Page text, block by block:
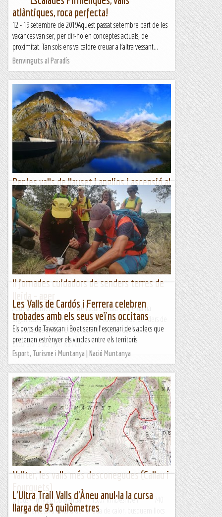
atlàntiques, roca perfecta!
12 - 19 setembre de 2019Aquest passat setembre part de les
vacances van ser, per dir-ho en conceptes actuals, de
proximitat. Tan sols ens va caldre creuar a l’altra vessant...
Benvinguts al Paradís
Per les valls de llauset i anglios i ascensió al
pic d'anglios
Ahir vaig anar amb la colla que organitzen les sortides del
Camina dimecres. Són excursions prou interessants. Feien la
tradicional volta per la vall de Llauset i...
Excursions del Joan Ramon
Ii jornades cuidadors de senders terres de
Aquest diumenge el Centre Excursionista de Lleida ha
organitzat les segones jornades de cuidadors de Senders de
les Terres de Lleida. El lloc escollit ha estat de nou el...
Excursions del Joan Ramon
Les Valls de Cardós i Ferrera celebren
trobades amb els seus veïns occitans
Els ports de Tavascan i Boet seran l'escenari dels aplecs que
pretenen estrènyer els vincles entre els territoris
Esport, Turisme i Muntanya | Nació Muntanya
Vallter, les valls més desconegudes (Callau i
Dijous 4 juny 2019Distancia 15,07 kmDesnivell 740
mAmb el record encara de l’onada de calor, busquem llocs
L'Ultra Trail Valls d'Àneu anul·la la cursa
llarga de 93 quilòmetres